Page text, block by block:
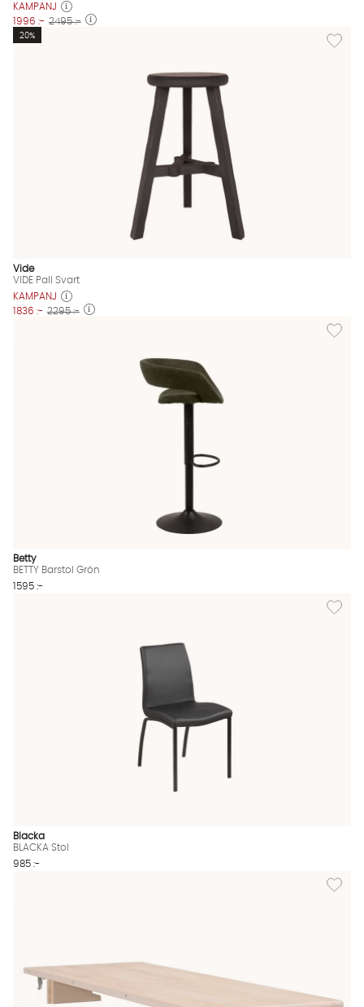
KAMPANJ
1996 :- 2495 :-
Lägg
20%
Vide
VIDE Pall Svart
KAMPANJ
1836 :- 2295 :-
Lägg
Betty
BETTY Barstol Grön
1595 :-
Lägg till
Blacka
BLACKA Stol
985 :-
Lägg